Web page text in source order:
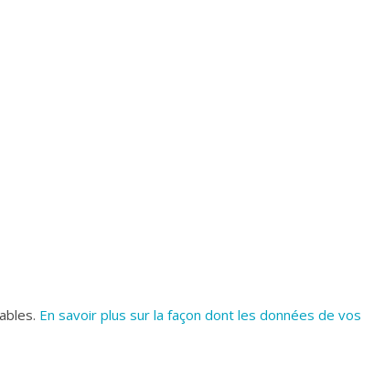
En savoir plus sur la façon dont les données de vos